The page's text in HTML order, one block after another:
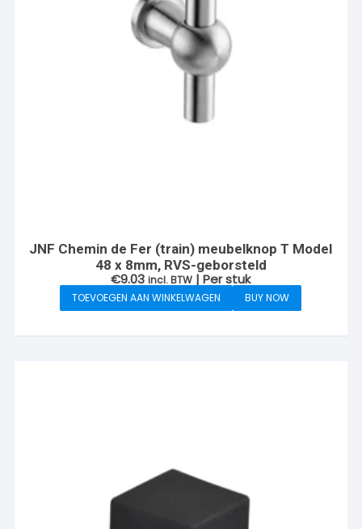
JNF Chemin de Fer (train) meubelknop T Model
48 x 8mm, RVS-geborsteld
€9.03 incl. BTW | Per stuk
TOEVOEGEN AAN WINKELWAGEN BUY NOW